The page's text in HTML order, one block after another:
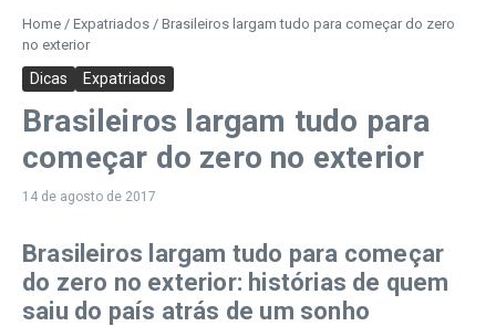
Home / Expatriados / Brasileiros largam tudo para começar do zero
no exterior
Dicas Expatriados
Brasileiros largam tudo para
começar do zero no exterior
14 de agosto de 2017
Brasileiros largam tudo para começar
do zero no exterior: histórias de quem
saiu do país atrás de um sonho